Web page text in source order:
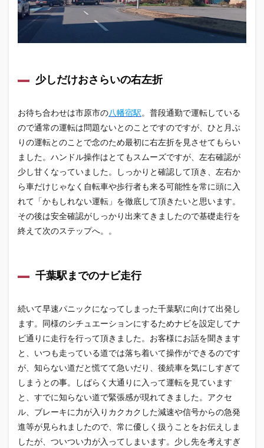
複雑
な交
国道
更
1.5
今後
けて
のひ
とこ
とア
ドバ
イス
1.6
場
した
最寄
少しだけおさらいの右左折
お待ち合わせは市原市の八幡宿駅。普段通勤で運転している
ので通常の運転は問題ないとのことですのですが、ひと月ぶ
りの運転とのことで念のため最初に右左折を見させてもらい
ました。ハンドル操作はとてもスムーズですが、左右確認が
少し甘くなっていました。しっかりと確認して頂き、左右か
ら車だけじゃなく自転車や歩行者も来る可能性を常に頭に入
れて「かもしれない運転」を徹底して頂きたいと思います。
その後は安全確認がしっかり出来てきましたので基礎走行を
終えて次のステップへ。。
千葉駅までのナビ走行
続いて早速パニックになってしまった千葉駅に向けて出発し
ます。同様のシチュエーションにするためナビを設定してナ
ビ通りに走行を行って頂きました。お客様にお話を聞きます
と、いつも走っている道では落ち着いて操作ができるのです
が、知らない道だと慌てて急いだり、後続車を気にしすぎて
しまうとの事。しばらく大通りに入って運転を見ています
と、すでに知らない道で緊張感が現れてきました。アクセ
ル、ブレーキに力が入りカクカクした減速や信号からの急発
進等が見られましたので、常に優しく扱うことをお伝えしま
したが、ついつい力が入ってしまいます。少し先を考えすぎ